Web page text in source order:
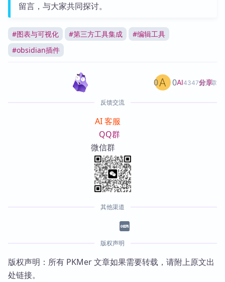
留言，与大家共同探讨。
#图表与可视化 #第三方工具集成 #编辑工具
#obsidian插件
AI4347篇文章
0 0 分享
反馈交流
AI 客服
QQ群
微信群
其他渠道
版权声明
版权声明：所有 PKMer 文章如果需要转载，请附上原文出
处链接。